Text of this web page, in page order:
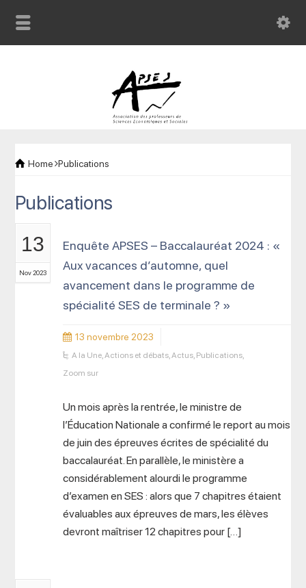
Home Publications
Publications
13
Nov 2023
Enquête APSES – Baccalauréat 2024 : «
Aux vacances d’automne, quel
avancement dans le programme de
spécialité SES de terminale ? »
13 novembre 2023
A la Une,Actions et débats,Actus, Publications,
Zoom sur
Un mois après la rentrée, le ministre de
l’Éducation Nationale a confirmé le report au mois
de juin des épreuves écrites de spécialité du
baccalauréat. En parallèle, le ministère a
considérablement alourdi le programme
d’examen en SES : alors que 7 chapitres étaient
évaluables aux épreuves de mars, les élèves
devront maîtriser 12 chapitres pour […]